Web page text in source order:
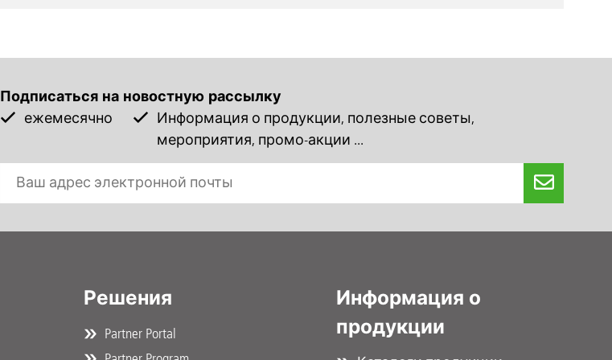
Подписаться на новостную рассылку
ежемесячно
Информация о продукции, полезные советы,
мероприятия, промо-акции ...
Решения
Partner Portal
Информация о
продукции